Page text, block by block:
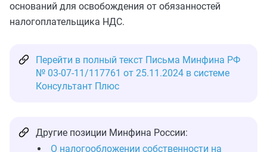
оснований для освобождения от обязанностей
налогоплательщика НДС.
Перейти в полный текст Письма Минфина РФ
№ 03-07-11/117761 от 25.11.2024 в системе
Консультант Плюс
Другие позиции Минфина России:
О налогообложении собственности на